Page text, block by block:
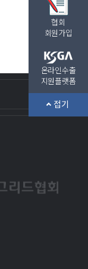
협회
회원가입
온라인수출
지원플랫폼
접기